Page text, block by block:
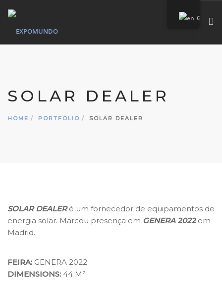
SERVICES
SOLAR DEALER
HOME PORTFOLIO SOLAR DEALER
SOLAR DEALERé um fornecedor de equipamentos de
energia solar. Marcou presença em GENERA 2022em
Madrid.
FEIRA: GENERA 2022
DIMENSIONS: 44 M²